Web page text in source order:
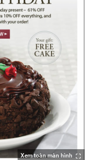
Xem toàn màn hình